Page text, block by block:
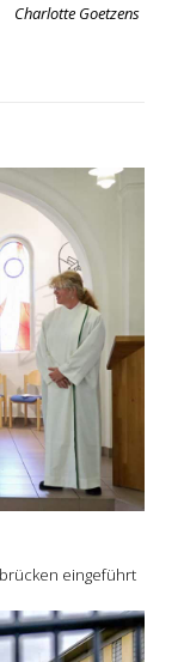
Charlotte Goetzens
eingeführt